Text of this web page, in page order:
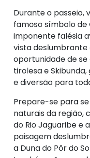
Durante o passeio,
famoso símbolo de
imponente falésia
vista deslumbrante
oportunidade de
tirolesa e
e diversão para
Prepare-se para
naturais da região,
do Rio Jaguaribe e
paisagem
a Duna do Pôr do